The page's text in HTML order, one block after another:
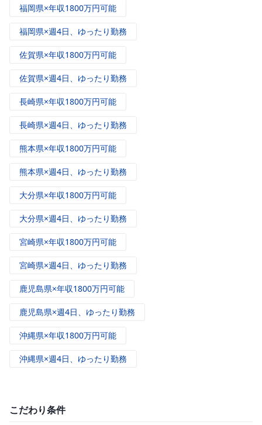
福岡県×年収1800万円可能
福岡県×週4日、ゆったり勤務
佐賀県×年収1800万円可能
佐賀県×週4日、ゆったり勤務
長崎県×年収1800万円可能
長崎県×週4日、ゆったり勤務
熊本県×年収1800万円可能
熊本県×週4日、ゆったり勤務
大分県×年収1800万円可能
大分県×週4日、ゆったり勤務
宮崎県×年収1800万円可能
宮崎県×週4日、ゆったり勤務
鹿児島県×年収1800万円可能
鹿児島県×週4日、ゆったり勤務
沖縄県×年収1800万円可能
沖縄県×週4日、ゆったり勤務
こだわり条件